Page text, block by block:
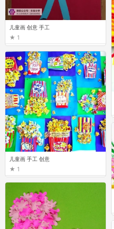
儿童画 创意 手工
1
儿童画 手工 创意
1